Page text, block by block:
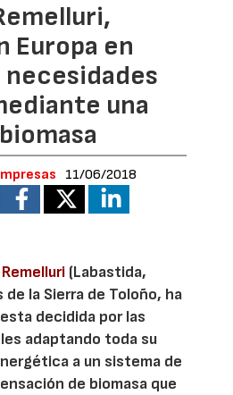
Europa en
una
11/06/2018
(Labastida,
de la Sierra de Toloño, ha
decidida por las
adaptando toda su
a un sistema de
de biomasa que